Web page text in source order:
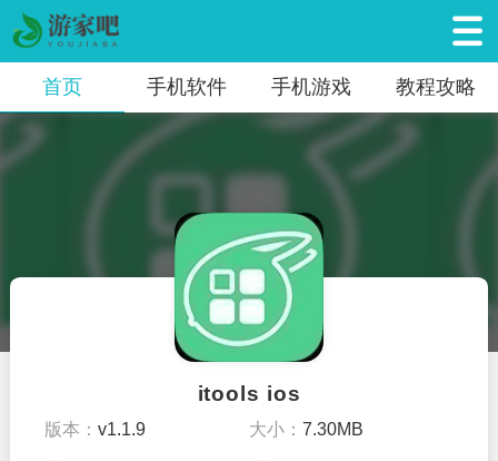
首页 手机软件 手机游戏 教程攻略
itools ios
版本：v1.1.9 大小： 7.30MB